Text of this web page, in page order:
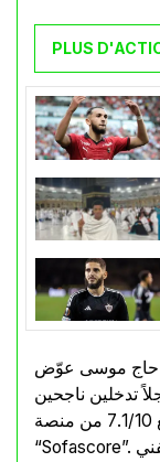
PLUS
إلا أن حاج موسى عوّض
تدخلين ناجحين
وعرقلتين ناجحتين، لينال تقييمًا جيدًا بلغ 7.1/10 من منصة
“Sofascore”. هذا الأداء يعكس تطور اللاعب البدني والفني